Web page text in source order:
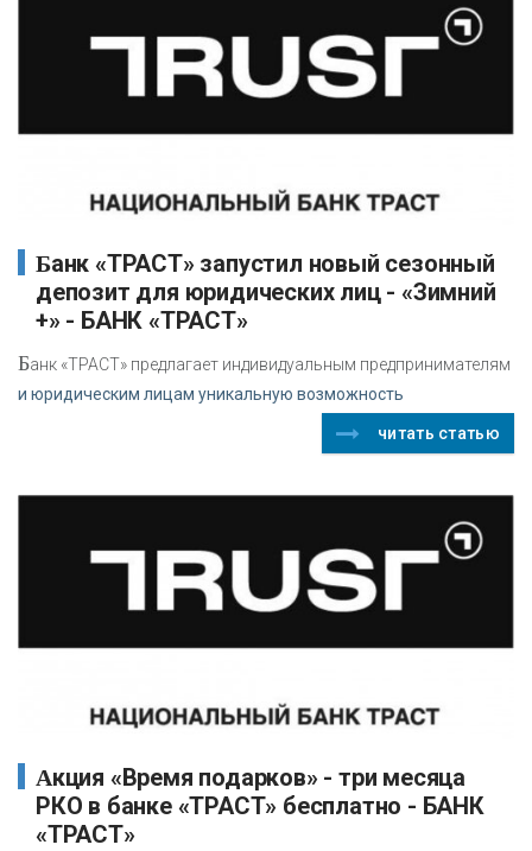
Банк «ТРАСТ» запустил новый сезонный
депозит для юридических лиц - «Зимний
+» - БАНК «ТРАСТ»
Банк «ТРАСТ» предлагает индивидуальным предпринимателям
и юридическим лицам уникальную возможность
читать статью
Акция «Время подарков» - три месяца
РКО в банке «ТРАСТ» бесплатно - БАНК
«ТРАСТ»